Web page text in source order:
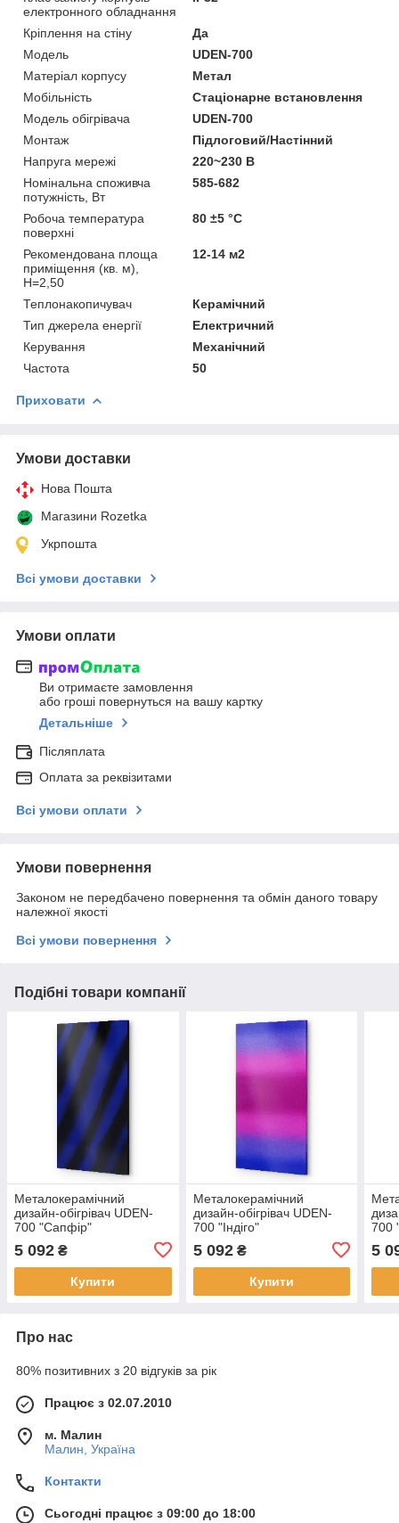
електронного обладнання
Кріплення на стіну
Да
Мoдель
UDEN-700
Матеріал корпусу
Метал
Мобільність
Стаціонарне встановлення
Модель обігрівача
UDEN-700
Монтаж
Підлоговий/Настінний
Напруга мережі
220~230 В
Номінальна споживча
потужність, Вт
585-682
Робоча температура
поверхні
80 ±5 °С
Рекомендована площа
приміщення (кв. м),
H=2,50
12-14 м2
Теплонакопичувач
Керамічний
Тип джерела енергії
Електричний
Керування
Механічний
Частота
50
Приховати
Умови доставки
Нова Пошта
Магазини Rozetka
Укрпошта
Всі умови доставки
Умови оплати
Ви отримаєте замовлення
або гроші повернуться на вашу картку
Детальніше
Післяплата
Оплата за реквізитами
Всі умови оплати
Умови повернення
Законом не передбачено повернення та обмін даного товару
належної якості
Всі умови повернення
Подібні товари компанії
Металокерамічний
дизайн-обігрівач UDEN-
700 "Сапфір"
5 092 ₴
Купити
Металокерамічний
дизайн-обігрівач UDEN-
700 "Індіго"
5 092₴
Купити
700
5
Про нас
80% позитивних з 20 відгуків за рік
Працює з 02.07.2010
м. Малин
Малин, Україна
Контакти
Сьогодні працює з 09:00 до 18:00